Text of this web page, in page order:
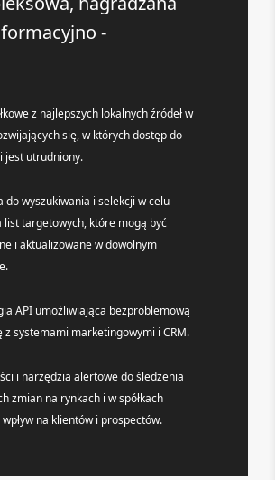
-
z najlepszych lokalnych źródeł w
się, w których dostęp do
jest utrudniony.
do wyszukiwania i selekcji w celu
list targetowych, które mogą być
i aktualizowane w dowolnym
API umożliwiająca bezproblemową
z systemami marketingowymi i CRM.
i narzędzia alertowe do śledzenia
zmian na rynkach i w spółkach
na klientów i prospectów.